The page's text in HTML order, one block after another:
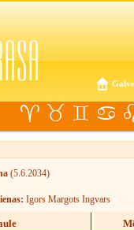
(5.6.2034)
Igors Margots Ingvars